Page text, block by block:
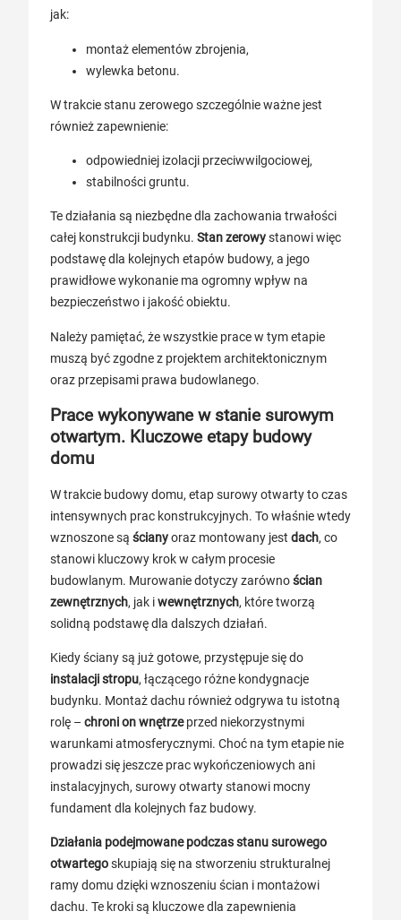
jak:
montaż elementów zbrojenia,
wylewka betonu.
W trakcie stanu zerowego szczególnie ważne jest
również zapewnienie:
odpowiedniej izolacji przeciwwilgociowej,
stabilności gruntu.
Te działania są niezbędne dla zachowania trwałości
całej konstrukcji budynku. Stan zerowystanowi więc
podstawę dla kolejnych etapów budowy, a jego
prawidłowe wykonanie ma ogromny wpływ na
bezpieczeństwo i jakość obiektu.
Należy pamiętać, że wszystkie prace w tym etapie
muszą być zgodne z projektem architektonicznym
oraz przepisami prawa budowlanego.
Prace wykonywane w stanie surowym
otwartym. Kluczowe etapy budowy
domu
W trakcie budowy domu, etap surowy otwarty to czas
intensywnych prac konstrukcyjnych. To właśnie wtedy
wznoszone są ścianyoraz montowany jest dach, co
stanowi kluczowy krok w całym procesie
budowlanym. Murowanie dotyczy zarównościan
zewnętrznych, jak iwewnętrznych, które tworzą
solidną podstawę dla dalszych działań.
Kiedy ściany są już gotowe, przystępuje się do
instalacji stropu, łączącego różne kondygnacje
budynku. Montaż dachu również odgrywa tu istotną
rolę – chroni on wnętrzeprzed niekorzystnymi
warunkami atmosferycznymi. Choć na tym etapie nie
prowadzi się jeszcze prac wykończeniowych ani
instalacyjnych, surowy otwarty stanowi mocny
fundament dla kolejnych faz budowy.
Działania podejmowane podczas stanu surowego
otwartegoskupiają się na stworzeniu strukturalnej
ramy domu dzięki wznoszeniu ścian i montażowi
dachu. Te kroki są kluczowe dla zapewnienia